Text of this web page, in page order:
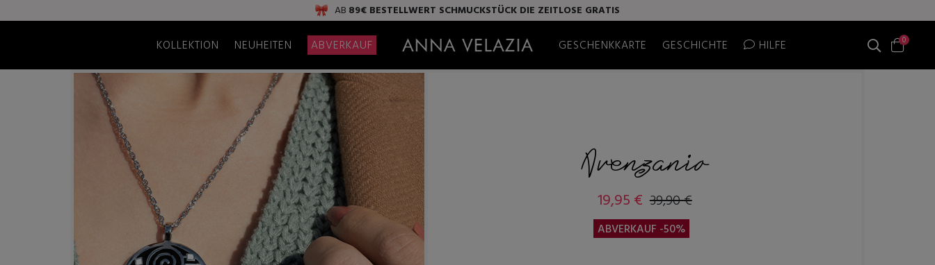
AB 89€ BESTELLWERT SCHMUCKSTÜCK DIE ZEITLOSE GRATIS
KOLLEKTION NEUHEITEN ABVERKAUF GESCHENKKARTE GESCHICHTE HILFE 0
Avenzanio
19,95 € 39,90 €
ABVERKAUF -50%